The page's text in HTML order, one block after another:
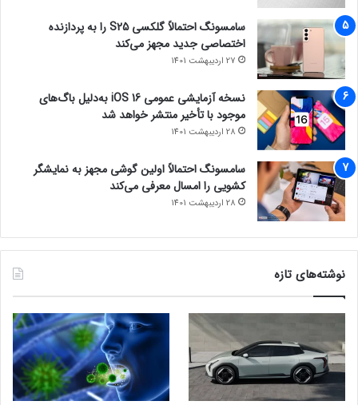
سامسونگ احتمالاً گلکسی S25 را به پردازنده
اختصاصی جدید مجهز می‌کند
27 اردیبهشت 1401
نسخه آزمایشی عمومی iOS 16 به‌دلیل باگ‌های
موجود با تأخیر منتشر خواهد شد
28 اردیبهشت 1401
سامسونگ احتمالاً اولین گوشی مجهز به نمایشگر
کشویی را امسال معرفی می‌کند
28 اردیبهشت 1401
نوشته‌های تازه